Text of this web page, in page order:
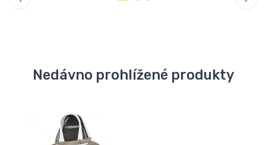
Nedávno prohlížené produkty